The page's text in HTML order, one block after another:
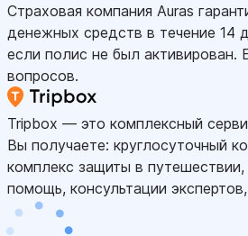
Страховая компания Auras
денежных средств в течение 14
если полис не был активирован.
вопросов.
Tripbox — это комплексный
Вы получаете: круглосуточный
комплекс защиты в
помощь, консультации